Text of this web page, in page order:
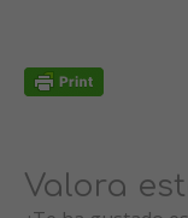
Valora